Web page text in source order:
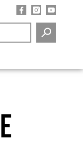
RICERCA